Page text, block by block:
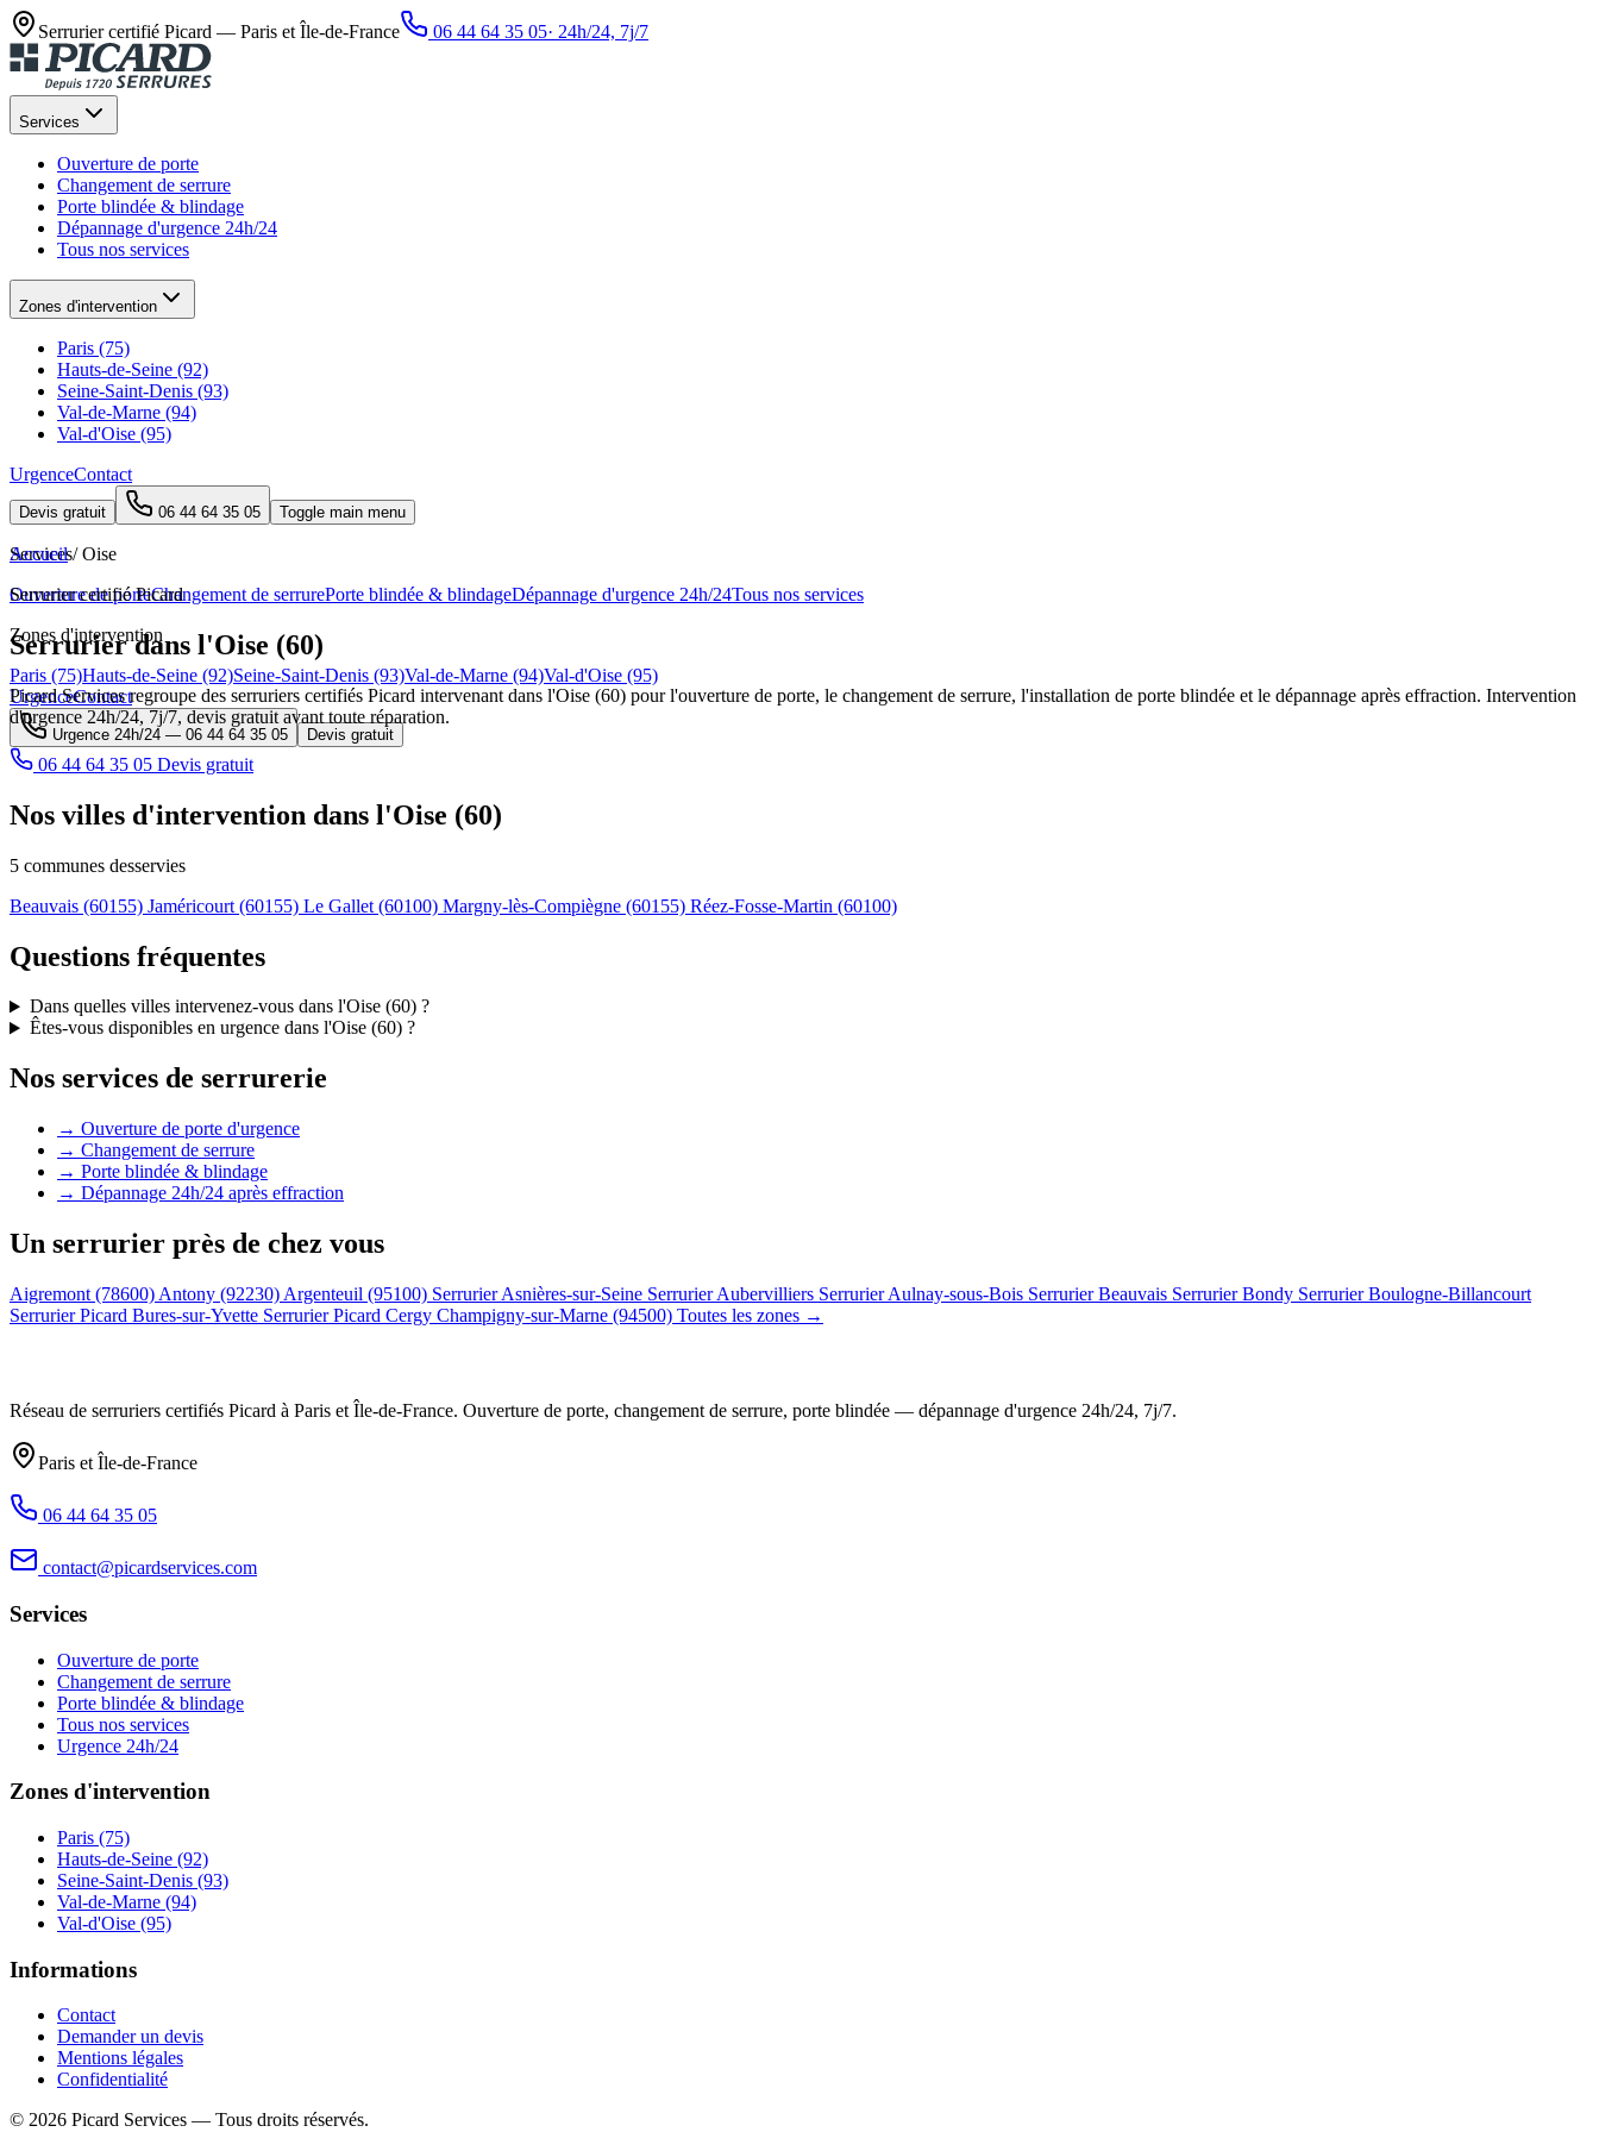
Serrurier certifié Picard — Paris et Île-de-France 06 44 64 35 05· 24h/24, 7j/7
Services
Ouverture de porte
Changement de serrure
Porte blindée & blindage
Dépannage d'urgence 24h/24
Tous nos services
Zones d'intervention
Paris (75)
Hauts-de-Seine (92)
Seine-Saint-Denis (93)
Val-de-Marne (94)
Val-d'Oise (95)
UrgenceContact
Devis gratuit 06 44 64 35 05 Toggle main menu
Services
Ouverture de porteChangement de serrurePorte blindée & blindageDépannage d'urgence 24h/24Tous nos services
Zones d'intervention
Paris (75)Hauts-de-Seine (92)Seine-Saint-Denis (93)Val-de-Marne (94)Val-d'Oise (95)
UrgenceContact
Urgence 24h/24 — 06 44 64 35 05 Devis gratuit
Accueil / Oise
Serrurier certifié Picard
Serrurier dans l'Oise (60)
Picard Services regroupe des serruriers certifiés Picard intervenant dans l'Oise (60) pour l'ouverture de porte, le changement de serrure, l'installation de porte blindée et le dépannage après effraction. Intervention
d'urgence 24h/24, 7j/7, devis gratuit avant toute réparation.
06 44 64 35 05 Devis gratuit
Nos villes d'intervention dans l'Oise (60)
5 communes desservies
Beauvais (60155) Jaméricourt (60155) Le Gallet (60100) Margny-lès-Compiègne (60155) Réez-Fosse-Martin (60100)
Questions fréquentes
Dans quelles villes intervenez-vous dans l'Oise (60) ?
Êtes-vous disponibles en urgence dans l'Oise (60) ?
Nos services de serrurerie
→ Ouverture de porte d'urgence
→ Changement de serrure
→ Porte blindée & blindage
→ Dépannage 24h/24 après effraction
Un serrurier près de chez vous
Aigremont (78600) Antony (92230) Argenteuil (95100) Serrurier Asnières-sur-Seine Serrurier Aubervilliers Serrurier Aulnay-sous-Bois Serrurier Beauvais Serrurier Bondy Serrurier Boulogne-Billancourt
Serrurier Picard Bures-sur-Yvette Serrurier Picard Cergy Champigny-sur-Marne (94500) Toutes les zones →
Réseau de serruriers certifiés Picard à Paris et Île-de-France. Ouverture de porte, changement de serrure, porte blindée — dépannage d'urgence 24h/24, 7j/7.
Paris et Île-de-France
06 44 64 35 05
contact@picardservices.com
Services
Ouverture de porte
Changement de serrure
Porte blindée & blindage
Tous nos services
Urgence 24h/24
Zones d'intervention
Paris (75)
Hauts-de-Seine (92)
Seine-Saint-Denis (93)
Val-de-Marne (94)
Val-d'Oise (95)
Informations
Contact
Demander un devis
Mentions légales
Confidentialité
© 2026 Picard Services — Tous droits réservés.